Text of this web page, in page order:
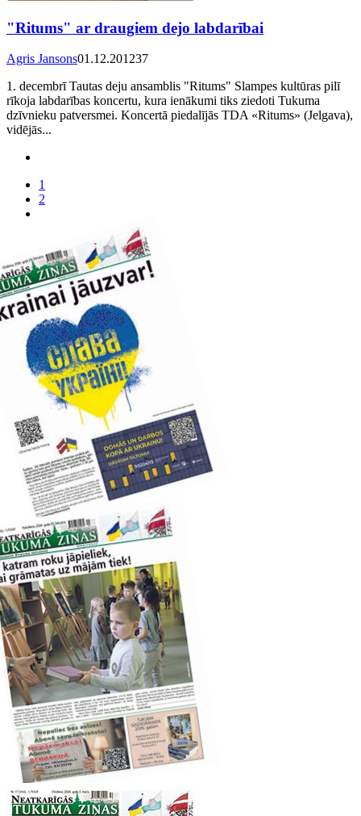
"Ritums" ar draugiem dejo labdarībai
Agris Jansons01.12.201237
1. decembrī Tautas deju ansamblis "Ritums" Slampes kultūras pilī
rīkoja labdarības koncertu, kura ienākumi tiks ziedoti Tukuma
dzīvnieku patversmei. Koncertā piedalījās TDA «Ritums» (Jelgava),
vidējās...
1
2